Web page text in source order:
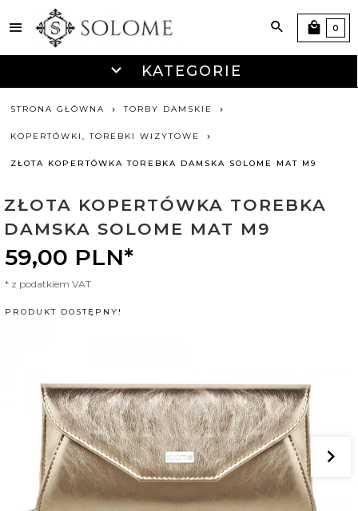
KATEGORIE
0
STRONA GŁÓWNA TORBY DAMSKIE
KOPERTÓWKI, TOREBKI WIZYTOWE
ZŁOTA KOPERTÓWKA TOREBKA DAMSKA SOLOME MAT M9
ZŁOTA KOPERTÓWKA TOREBKA
DAMSKA SOLOME MAT M9
59,00 PLN*
* z podatkiem VAT
PRODUKT DOSTĘPNY!